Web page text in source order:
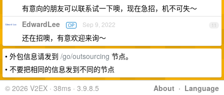
有意向的朋友可以联系试一下噢，现在急招，机不可失～
11
EdwardLee OP Sep 9, 2022
还在招噢，有意欢迎来询～
• 外包信息请发到 /go/outsourcing 节点。
• 不要把相同的信息发到不同的节点
About · Language
© 2026 V2EX · 38ms · 3.9.8.5